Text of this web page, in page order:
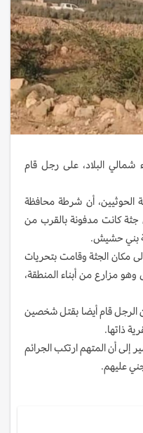
البلاد، على رجل قام
الحوثيين، أن شرطة محافظة
جثة كانت مدفونة بالقرب من
بني حشيش.
مكان الجثة وقامت بتحريات
مزارع من أبناء المنطقة،
الرجل قام أيضا بقتل شخصين
ذاتها.
إلى أن المتهم ارتكب الجرائم
عليهم.